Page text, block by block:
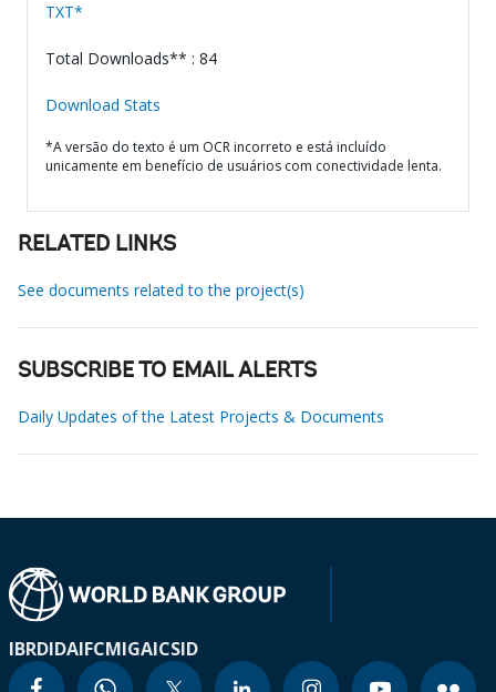
TXT*
Total Downloads** : 84
Download Stats
*A versão do texto é um OCR incorreto e está incluído
unicamente em benefício de usuários com conectividade lenta.
RELATED LINKS
See documents related to the project(s)
SUBSCRIBE TO EMAIL ALERTS
Daily Updates of the Latest Projects & Documents
IBRDIDAIFCMIGAICSID